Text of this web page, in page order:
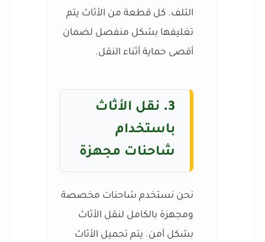
التلف. كل قطعة من الأثاث يتم
تغليفها بشكل منفصل لضمان
أقصى حماية أثناء النقل.
3.
نقل الأثاث
باستخدام
شاحنات مجهزة
نحن نستخدم شاحنات مخصصة
ومجهزة بالكامل لنقل الأثاث
بشكل آمن. يتم تحميل الأثاث